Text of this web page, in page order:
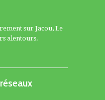
sur Jacou, Le
alentours.